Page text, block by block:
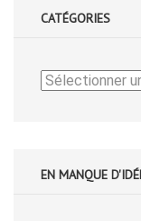
CATÉGORIES
Catégories
EN MANQUE